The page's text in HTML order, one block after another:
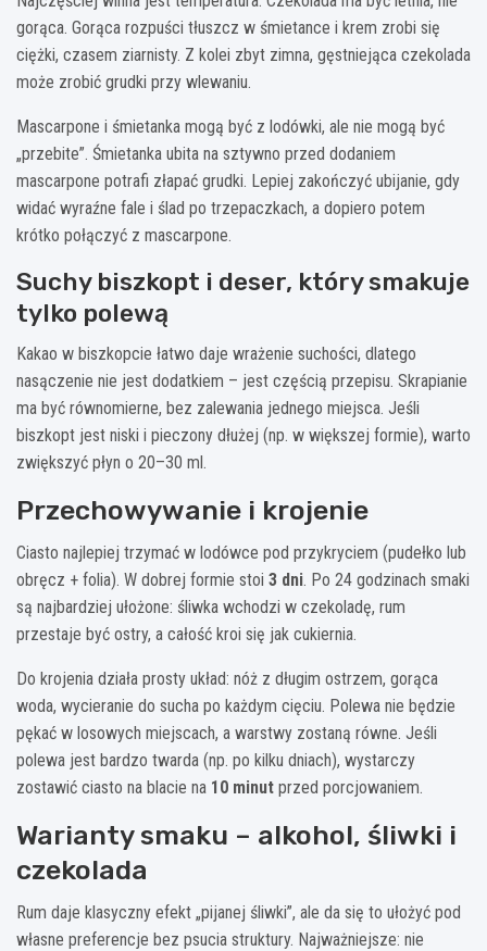
gorąca. Gorąca rozpuści tłuszcz w śmietance i krem zrobi się
ciężki, czasem ziarnisty. Z kolei zbyt zimna, gęstniejąca czekolada
może zrobić grudki przy wlewaniu.
Mascarpone i śmietanka mogą być z lodówki, ale nie mogą być
„przebite”. Śmietanka ubita na sztywno przed dodaniem
mascarpone potrafi złapać grudki. Lepiej zakończyć ubijanie, gdy
widać wyraźne fale i ślad po trzepaczkach, a dopiero potem
krótko połączyć z mascarpone.
Suchy biszkopt i deser, który smakuje
tylko polewą
Kakao w biszkopcie łatwo daje wrażenie suchości, dlatego
nasączenie nie jest dodatkiem – jest częścią przepisu. Skrapianie
ma być równomierne, bez zalewania jednego miejsca. Jeśli
biszkopt jest niski i pieczony dłużej (np. w większej formie), warto
zwiększyć płyn o 20–30 ml.
Przechowywanie i krojenie
Ciasto najlepiej trzymać w lodówce pod przykryciem (pudełko lub
obręcz + folia). W dobrej formie stoi 3 dni. Po 24 godzinach smaki
są najbardziej ułożone: śliwka wchodzi w czekoladę, rum
przestaje być ostry, a całość kroi się jak cukiernia.
Do krojenia działa prosty układ: nóż z długim ostrzem, gorąca
woda, wycieranie do sucha po każdym cięciu. Polewa nie będzie
pękać w losowych miejscach, a warstwy zostaną równe. Jeśli
polewa jest bardzo twarda (np. po kilku dniach), wystarczy
zostawić ciasto na blacie na 10 minut przed porcjowaniem.
Warianty smaku – alkohol, śliwki i
czekolada
Rum daje klasyczny efekt „pijanej śliwki”, ale da się to ułożyć pod
własne preferencje bez psucia struktury. Najważniejsze: nie